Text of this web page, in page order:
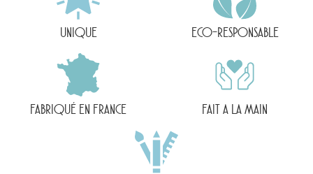
UNIQUE ECO-RESPONSABLE
FABRIQUÉ EN FRANCE FAIT A LA MAIN